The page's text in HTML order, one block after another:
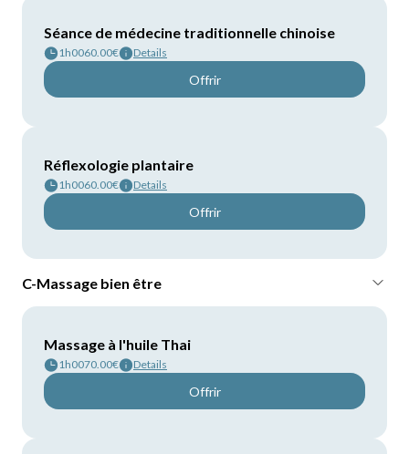
Séance de médecine traditionnelle chinoise
1h0060.00€ Details
Offrir
Réflexologie plantaire
1h0060.00€ Details
Offrir
C-Massage bien être
Massage à l'huile Thai
1h0070.00€ Details
Offrir